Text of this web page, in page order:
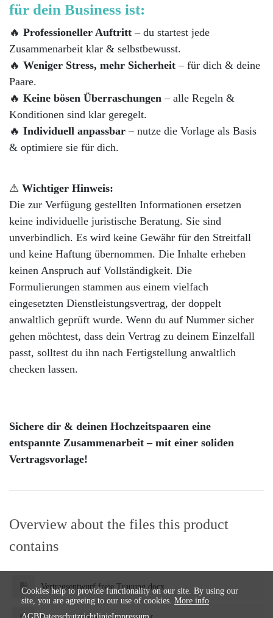
für dein Business ist:
🔥 Professioneller Auftritt – du startest jede
Zusammenarbeit klar & selbstbewusst.
🔥 Weniger Stress, mehr Sicherheit – für dich & deine
Paare.
🔥 Keine bösen Überraschungen – alle Regeln &
Konditionen sind klar geregelt.
🔥 Individuell anpassbar – nutze die Vorlage als Basis
& optimiere sie für dich.
⚠ Wichtiger Hinweis:
Die zur Verfügung gestellten Informationen ersetzen
keine individuelle juristische Beratung. Sie sind
unverbindlich. Es wird keine Gewähr für den Streitfall
und keine Haftung übernommen. Die Inhalte erheben
keinen Anspruch auf Vollständigkeit. Die
Formulierungen stammen aus einem vielfach
eingesetzten Dienstleistungsvertrag, der doppelt
anwaltlich geprüft wurde. Wenn du auf Nummer sicher
gehen möchtest, dass dein Vertrag zu deinem Einzelfall
passt, solltest du ihn nach Fertigstellung anwaltlich
checken lassen.
Sichere dir & deinen Hochzeitspaaren eine
entspannte Zusammenarbeit – mit einer soliden
Vertragsvorlage!
Overview about the files this product
contains
Vertragsentwurf freie Trauung.docx
Cookies help to provide functionality on our site. By using our
site, you are agreeing to our use of cookies. More info